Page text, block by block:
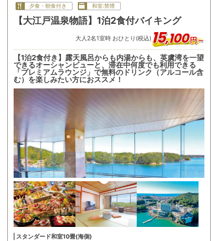
夕食・朝食付き 和室:禁煙
【大江戸温泉物語】1泊2食付バイキング
大人 2名1室時 おひとり(税込)15,100円～
【1泊2食付き】露天風呂からも内湯からも、英虞湾を一望
できるオーシャンビューと、滞在中何度でも利用できる
「プレミアムラウンジ」で無料のドリンク（アルコール含
む）を楽しみたい方におススメ！
スタンダード和室10畳(海側)